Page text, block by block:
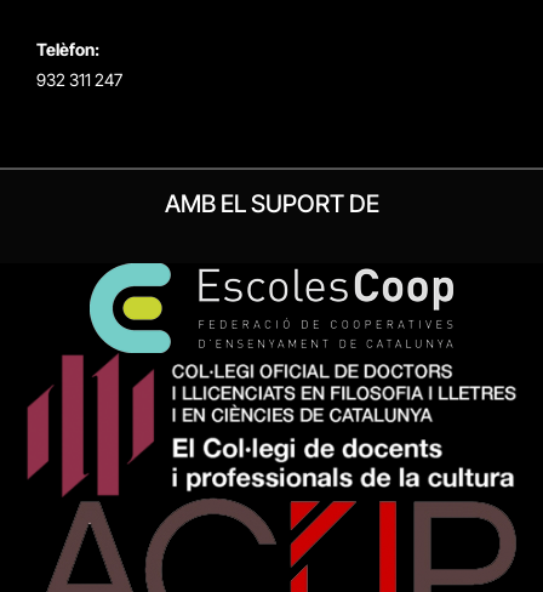
Telèfon:
932 311 247
AMB EL SUPORT DE